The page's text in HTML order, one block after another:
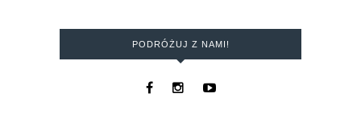
PODRÓŻUJ Z NAMI!